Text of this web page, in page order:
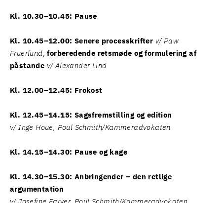
Kl. 10.30–10.45: Pause
Kl. 10.45–12.00: Senere processkrifter v/ Paw
Fruerlund, forberedende retsmøde og formulering af
påstande v/ Alexander Lind
Kl. 12.00–12.45: Frokost
Kl. 12.45–14.15: Sagsfremstilling og edition
v/ Inge Houe, Poul Schmith/Kammeradvokaten
Kl. 14.15–14.30: Pause og kage
Kl. 14.30–15.30: Anbringender – den retlige
argumentation